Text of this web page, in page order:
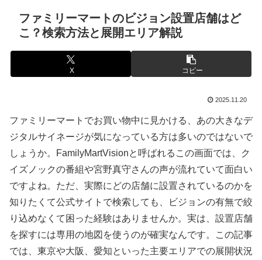
ファミリーマートのビジョン設置店舗はど
こ？検索方法と展開エリア解説
X コピー
2025.11.20
ファミリーマートでお買い物中に見かける、あの大きなデ
ジタルサイネージが気になっている方は多いのではないで
しょうか。FamilyMartVisionと呼ばれるこの画面では、ク
イズノックの番組や宮野真守さんの声が流れていて面白い
ですよね。ただ、実際にどの店舗に設置されているのかを
知りたくて公式サイトで検索しても、ビジョンの有無で絞
り込めなくて困った経験はありませんか。実は、設置店舗
を探すには専用の地図を使うのが確実なんです。この記事
では、東京や大阪、愛知といった主要エリアでの展開状況